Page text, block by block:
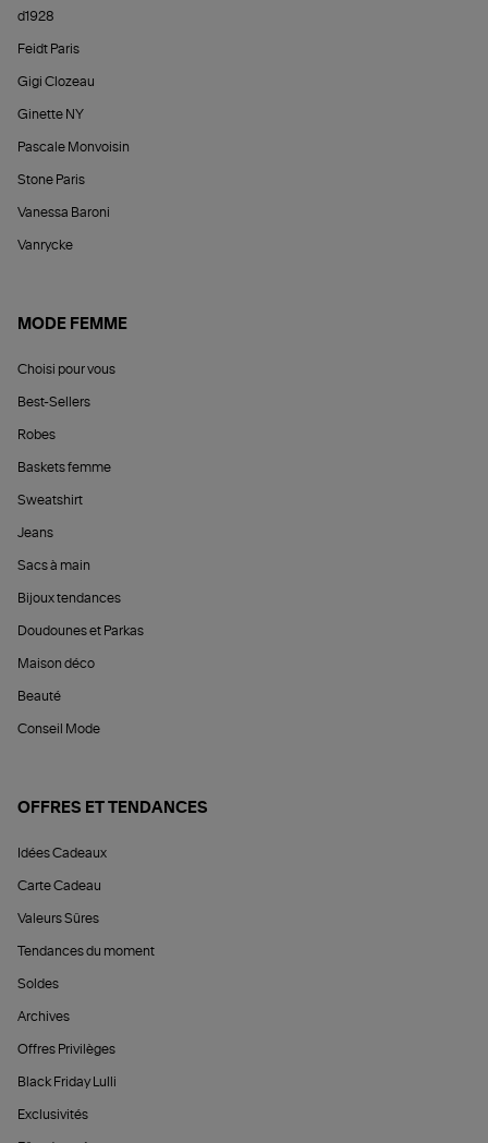
d1928
Feidt Paris
Gigi Clozeau
Ginette NY
Pascale Monvoisin
Stone Paris
Vanessa Baroni
Vanrycke
MODE FEMME
Choisi pour vous
Best-Sellers
Robes
Baskets femme
Sweatshirt
Jeans
Sacs à main
Bijoux tendances
Doudounes et Parkas
Maison déco
Beauté
Conseil Mode
OFFRES ET TENDANCES
Idées Cadeaux
Carte Cadeau
Valeurs Sûres
Tendances du moment
Soldes
Archives
Offres Privilèges
Black Friday Lulli
Exclusivités